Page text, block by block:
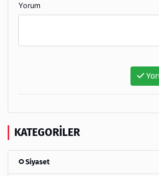
Yorum
KATEGORILER
Siyaset